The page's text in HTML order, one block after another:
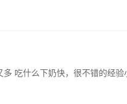
吃什么下奶快，很不错的经验